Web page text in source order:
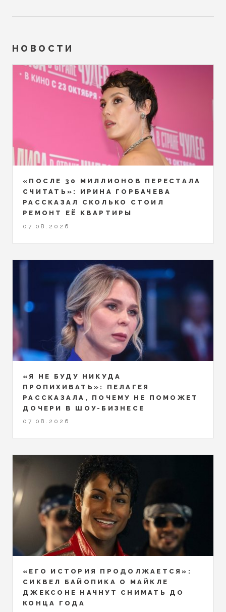
НОВОСТИ
«ПОСЛЕ 30 МИЛЛИОНОВ ПЕРЕСТАЛА
СЧИТАТЬ»: ИРИНА ГОРБАЧЕВА
РАССКАЗАЛ СКОЛЬКО СТОИЛ
РЕМОНТ ЕЁ КВАРТИРЫ
07.08.2026
«Я НЕ БУДУ НИКУДА
ПРОПИХИВАТЬ»: ПЕЛАГЕЯ
РАССКАЗАЛА, ПОЧЕМУ НЕ ПОМОЖЕТ
ДОЧЕРИ В ШОУ-БИЗНЕСЕ
07.08.2026
«ЕГО ИСТОРИЯ ПРОДОЛЖАЕТСЯ»:
СИКВЕЛ БАЙОПИКА О МАЙКЛЕ
ДЖЕКСОНЕ НАЧНУТ СНИМАТЬ ДО
КОНЦА ГОДА